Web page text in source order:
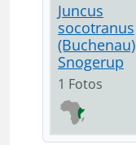
Juncus
socotranus
(Buchenau)
Snogerup
1 Fotos